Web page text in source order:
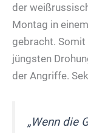
der
Montag in einem
gebracht.
jüngsten
der Angriffe.
„Wenn die